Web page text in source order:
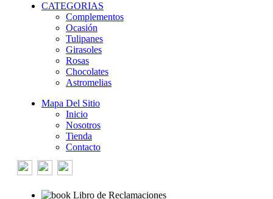
CATEGORIAS
Complementos
Ocasión
Tulipanes
Girasoles
Rosas
Chocolates
Astromelias
Mapa Del Sitio
Inicio
Nosotros
Tienda
Contacto
Libro de Reclamaciones